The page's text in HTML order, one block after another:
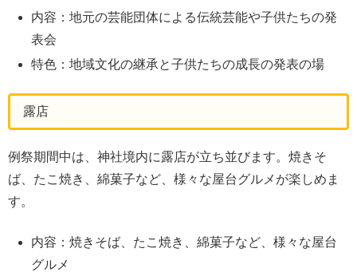
内容：地元の芸能団体による伝統芸能や子供たちの発
表会
特色：地域文化の継承と子供たちの成長の発表の場
露店
例祭期間中は、神社境内に露店が立ち並びます。焼きそ
ば、たこ焼き、綿菓子など、様々な屋台グルメが楽しめま
す。
内容：焼きそば、たこ焼き、綿菓子など、様々な屋台
グルメ